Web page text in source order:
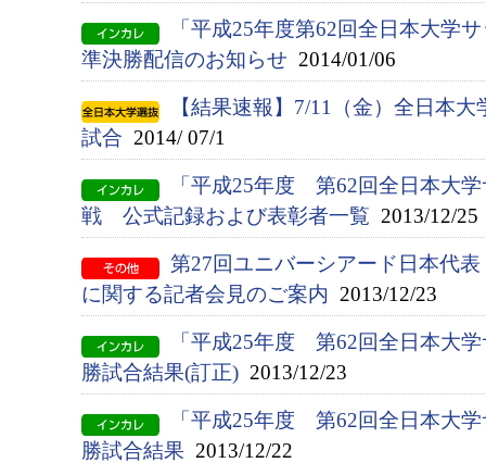
「平成25年度第62回全日本大学
準決勝配信のお知らせ 2014/01/06
【結果速報】7/11（金）全日本
試合 2014/ 07/1
「平成25年度 第62回全日本大
戦 公式記録および表彰者一覧 2013/12/25
第27回ユニバーシアード日本代
に関する記者会見のご案内 2013/12/23
「平成25年度 第62回全日本大
勝試合結果(訂正) 2013/12/23
「平成25年度 第62回全日本大
勝試合結果 2013/12/22